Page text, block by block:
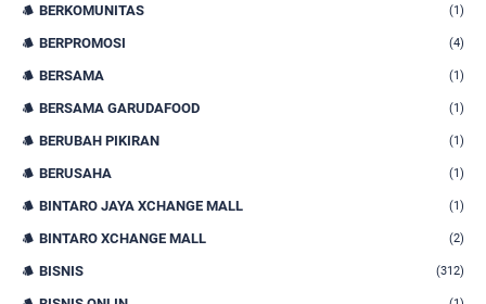
BERKOMUNITAS (1)
BERPROMOSI (4)
BERSAMA (1)
BERSAMA GARUDAFOOD (1)
BERUBAH PIKIRAN (1)
BERUSAHA (1)
BINTARO JAYA XCHANGE MALL (1)
BINTARO XCHANGE MALL (2)
BISNIS (312)